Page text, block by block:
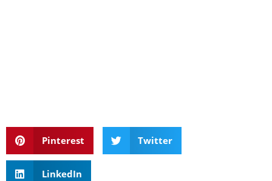
Pinterest Twitter
LinkedIn